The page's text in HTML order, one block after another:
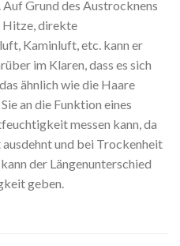
Grund des Austrocknens
Hitze, direkte
Kaminluft, etc. kann er
im Klaren, dass es sich
ähnlich wie die Haare
an die Funktion eines
messen kann, da
und bei Trockenheit
der Längenunterschied
geben.